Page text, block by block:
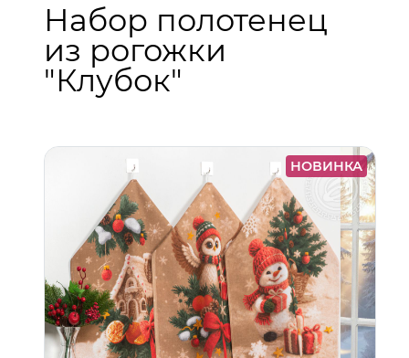
Набор полотенец
из рогожки
"Клубок"
НОВИНКА